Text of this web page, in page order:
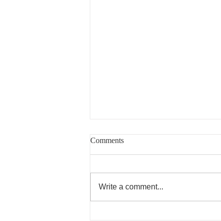
新年のしつらい
Comments
Write a comment...